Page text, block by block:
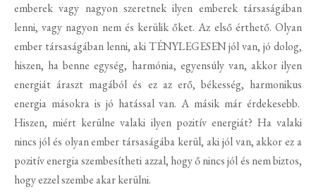
emberek vagy nagyon szeretnek ilyen emberek társaságában
lenni, vagy nagyon nem és kerülik őket. Az első érthető. Olyan
ember társaságában lenni, aki TÉNYLEGESEN jól van, jó dolog,
hiszen, ha benne egység, harmónia, egyensúly van, akkor ilyen
energiát áraszt magából és ez az erő, békesség, harmonikus
energia másokra is jó hatással van. A másik már érdekesebb.
Hiszen, miért kerülne valaki ilyen pozitív energiát? Ha valaki
nincs jól és olyan ember társaságába kerül, aki jól van, akkor ez a
pozitív energia szembesítheti azzal, hogy ő nincs jól és nem biztos,
hogy ezzel szembe akar kerülni.